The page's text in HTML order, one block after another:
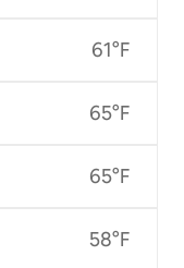
61°F
65°F
65°F
58°F